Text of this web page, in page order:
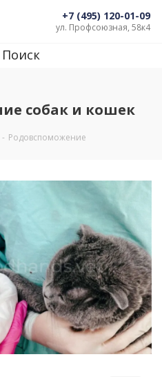
+7 (495) 120-01-09
ул. Профсоюзная, 58к4
Поиск
собак и кошек
- Родовспоможение